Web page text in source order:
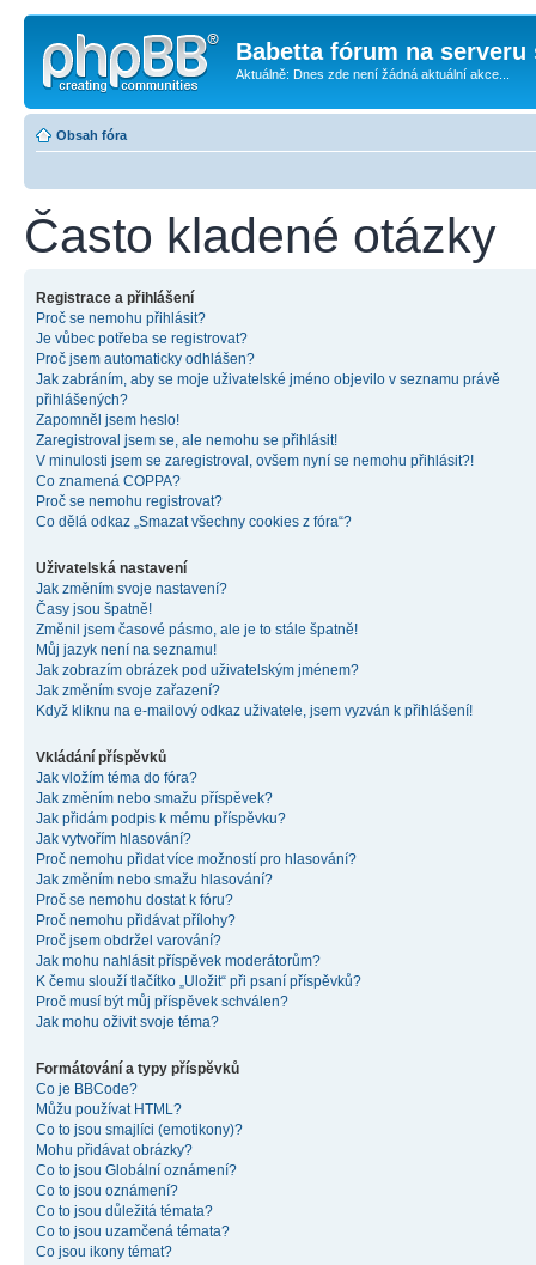
Babetta fórum na serveru
Aktuálně: Dnes zde není žádná aktuální akce...
Obsah fóra
Často kladené otázky
Registrace a přihlášení
Proč se nemohu přihlásit?
Je vůbec potřeba se registrovat?
Proč jsem automaticky odhlášen?
Jak zabráním, aby se moje uživatelské jméno objevilo v seznamu právě
přihlášených?
Zapomněl jsem heslo!
Zaregistroval jsem se, ale nemohu se přihlásit!
V minulosti jsem se zaregistroval, ovšem nyní se nemohu přihlásit?!
Co znamená COPPA?
Proč se nemohu registrovat?
Co dělá odkaz „Smazat všechny cookies z fóra“?
Uživatelská nastavení
Jak změním svoje nastavení?
Časy jsou špatně!
Změnil jsem časové pásmo, ale je to stále špatně!
Můj jazyk není na seznamu!
Jak zobrazím obrázek pod uživatelským jménem?
Jak změním svoje zařazení?
Když kliknu na e-mailový odkaz uživatele, jsem vyzván k přihlášení!
Vkládání příspěvků
Jak vložím téma do fóra?
Jak změním nebo smažu příspěvek?
Jak přidám podpis k mému příspěvku?
Jak vytvořím hlasování?
Proč nemohu přidat více možností pro hlasování?
Jak změním nebo smažu hlasování?
Proč se nemohu dostat k fóru?
Proč nemohu přidávat přílohy?
Proč jsem obdržel varování?
Jak mohu nahlásit příspěvek moderátorům?
K čemu slouží tlačítko „Uložit“ při psaní příspěvků?
Proč musí být můj příspěvek schválen?
Jak mohu oživit svoje téma?
Formátování a typy příspěvků
Co je BBCode?
Můžu používat HTML?
Co to jsou smajlíci (emotikony)?
Mohu přidávat obrázky?
Co to jsou Globální oznámení?
Co to jsou oznámení?
Co to jsou důležitá témata?
Co to jsou uzamčená témata?
Co jsou ikony témat?